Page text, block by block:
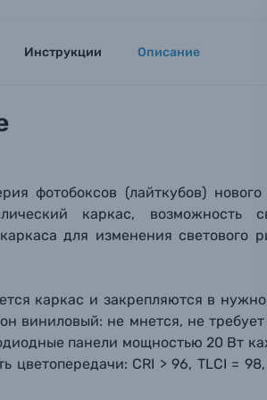
для фото и видеокамер
оборудование
Вами с
Нажимая
Инструкции Описание
фотобоксов (лайткубов)
каркас, возможность
для изменения светового
каркас и закрепляются в
виниловый: не мнется, не
панели мощностью 20 Вт
цветопередачи: CRI > 96, TLCI =